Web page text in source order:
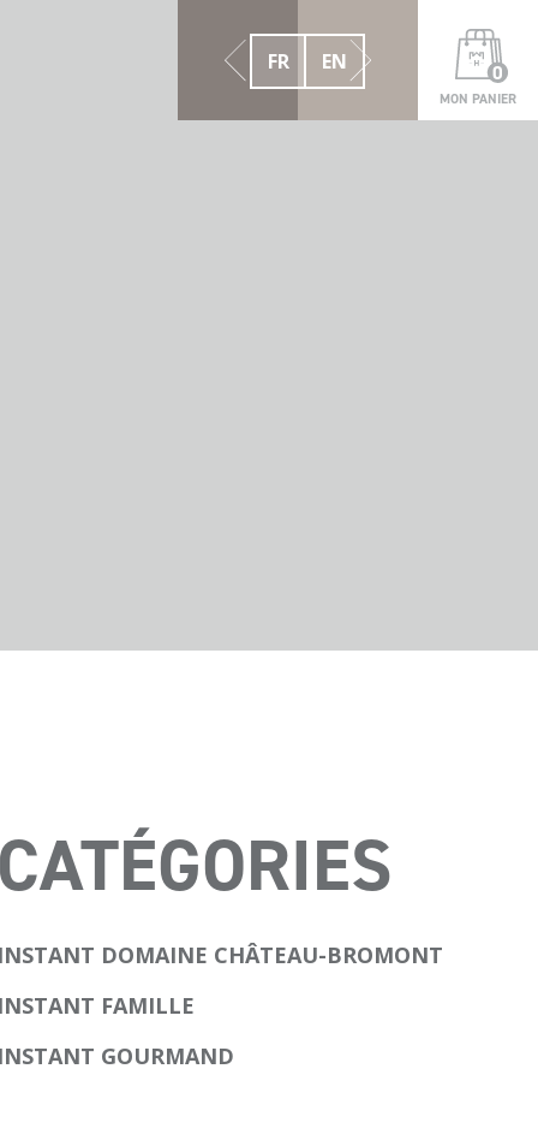
FR EN
CATÉGORIES
INSTANT DOMAINE CHÂTEAU-BROMONT
INSTANT FAMILLE
INSTANT GOURMAND
0
MON PANIER